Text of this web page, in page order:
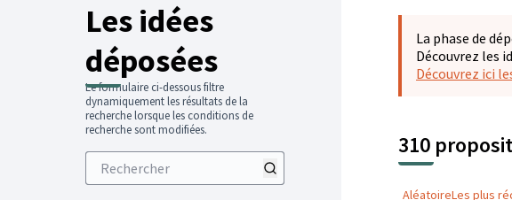
Les idées
déposées
Le formulaire ci-dessous filtre
dynamiquement les résultats de la
recherche lorsque les conditions de
recherche sont modifiées.
La phase de
Découvrez les
Découvrez ici
310
AléatoireLes plus